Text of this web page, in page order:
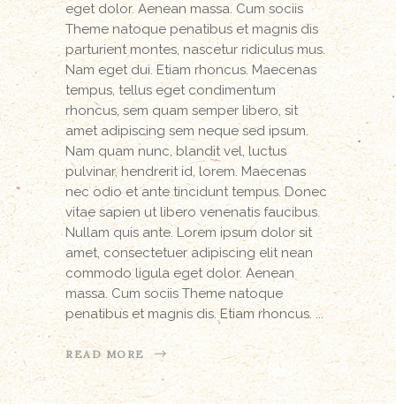
eget dolor. Aenean massa. Cum sociis
Theme natoque penatibus et magnis dis
parturient montes, nascetur ridiculus mus.
Nam eget dui. Etiam rhoncus. Maecenas
tempus, tellus eget condimentum
rhoncus, sem quam semper libero, sit
amet adipiscing sem neque sed ipsum.
Nam quam nunc, blandit vel, luctus
pulvinar, hendrerit id, lorem. Maecenas
nec odio et ante tincidunt tempus. Donec
vitae sapien ut libero venenatis faucibus.
Nullam quis ante. Lorem ipsum dolor sit
amet, consectetuer adipiscing elit nean
commodo ligula eget dolor. Aenean
massa. Cum sociis Theme natoque
penatibus et magnis dis. Etiam rhoncus.
READ MORE